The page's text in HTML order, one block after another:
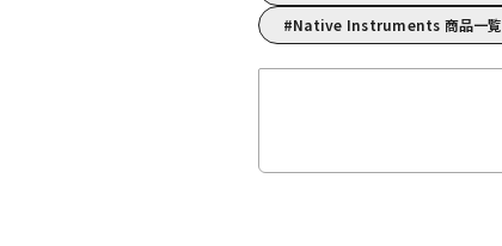
Native Instruments 商品一覧